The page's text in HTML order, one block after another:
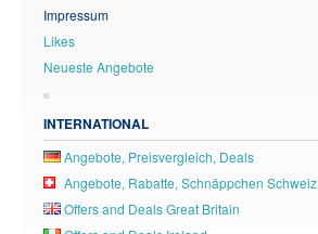
Impressum
Likes
Neueste Angebote
INTERNATIONAL
Angebote, Preisvergleich, Deals
Angebote, Rabatte, Schnäppchen Schweiz
Offers and Deals Great Britain